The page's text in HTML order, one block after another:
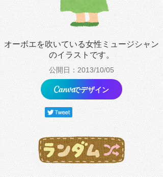
オーボエを吹いている女性ミュージシャン
のイラストです。
公開日：2013/10/05
でデザイン